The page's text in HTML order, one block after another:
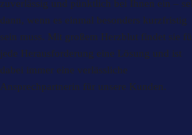
zuverlässig und pünktlich bei Ihnen ein –
dann, wenn es einmal besonders kurzfristig
sein muss. Mit großem Herzblut findet sie
jede Herausforderung eine Lösung und ist
dabei immer eine verlässliche
Ansprechpartnerin für unsere Kunden.